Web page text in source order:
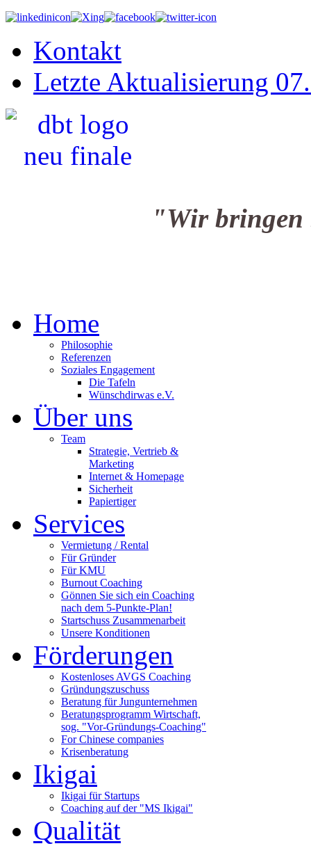
Kontakt
Letzte Aktualisierung
"Wir bringen Sie
Home
Philosophie
Referenzen
Soziales Engagement
Die Tafeln
Wünschdirwas e.V.
Über uns
Team
Strategie, Vertrieb &
Marketing
Internet & Homepage
Sicherheit
Papiertiger
Services
Vermietung / Rental
Für Gründer
Für KMU
Burnout Coaching
Gönnen Sie sich ein Coaching
nach dem 5-Punkte-Plan!
Startschuss Zusammenarbeit
Unsere Konditionen
Förderungen
Kostenloses AVGS Coaching
Gründungszuschuss
Beratung für Jungunternehmen
Beratungsprogramm Wirtschaft,
sog. "Vor-Gründungs-Coaching"
For Chinese companies
Krisenberatung
Ikigai
Ikigai für Startups
Coaching auf der "MS Ikigai"
Qualität